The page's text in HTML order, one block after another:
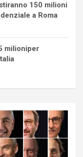
150 milioni
a Roma
milioniper